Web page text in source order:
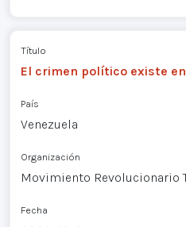
Título
El crimen político existe
País
Venezuela
Organización
Movimiento Revolucionario
Fecha